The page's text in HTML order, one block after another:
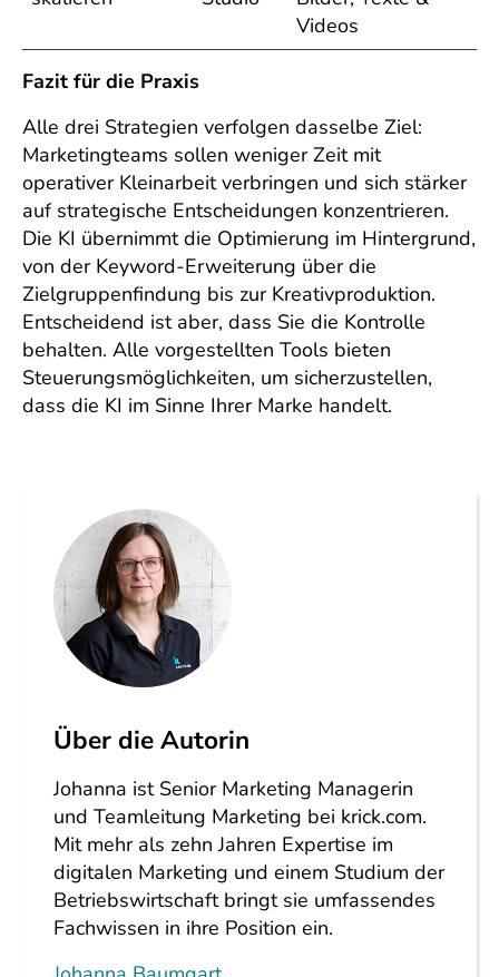
Videos
Fazit für die Praxis
Alle drei Strategien verfolgen dasselbe Ziel:
Marketingteams sollen weniger Zeit mit
operativer Kleinarbeit verbringen und sich stärker
auf strategische Entscheidungen konzentrieren.
Die KI übernimmt die Optimierung im Hintergrund,
von der Keyword-Erweiterung über die
Zielgruppenfindung bis zur Kreativproduktion.
Entscheidend ist aber, dass Sie die Kontrolle
behalten. Alle vorgestellten Tools bieten
Steuerungsmöglichkeiten, um sicherzustellen,
dass die KI im Sinne Ihrer Marke handelt.
Über die Autorin
Johanna ist Senior Marketing Managerin
und Teamleitung Marketing bei krick.com.
Mit mehr als zehn Jahren Expertise im
digitalen Marketing und einem Studium der
Betriebswirtschaft bringt sie umfassendes
Fachwissen in ihre Position ein.